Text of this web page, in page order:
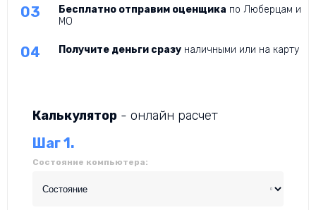
Бесплатно отправим оценщика по Люберцам и
МО
Получите деньги сразу наличными или на карту
Калькулятор - онлайн расчет
Шаг 1.
Состояние компьютера: